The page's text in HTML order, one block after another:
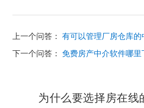
上一个问答：
下一个问答： 免费房产中介软件哪里
为什么要选择房在线